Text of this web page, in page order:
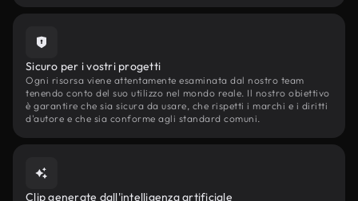
Sicuro per i vostri progetti
Ogni risorsa viene attentamente esaminata dal nostro team
tenendo conto del suo utilizzo nel mondo reale. Il nostro obiettivo
è garantire che sia sicura da usare, che rispetti i marchi e i diritti
d'autore e che sia conforme agli standard comuni.
Clip generate dall'intelligenza artificiale